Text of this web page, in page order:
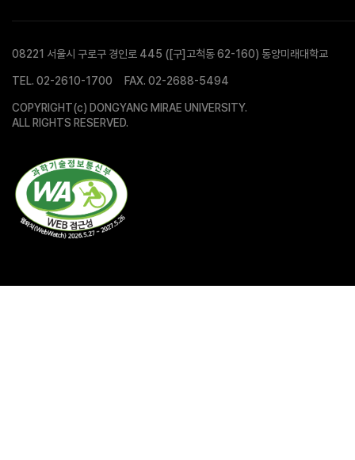
08221 서울시 구로구 경인로 445 ([구]고척동 62-160) 동양미래대학교
TEL. 02-2610-1700 FAX. 02-2688-5494
COPYRIGHT(c) DONGYANG MIRAE UNIVERSITY.
ALL RIGHTS RESERVED.